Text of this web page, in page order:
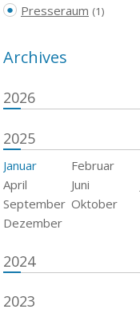
Presseraum (1)
Archives
2026
2025
Januar Februar
April
Juni
September Oktober
Dezember
2024
2023